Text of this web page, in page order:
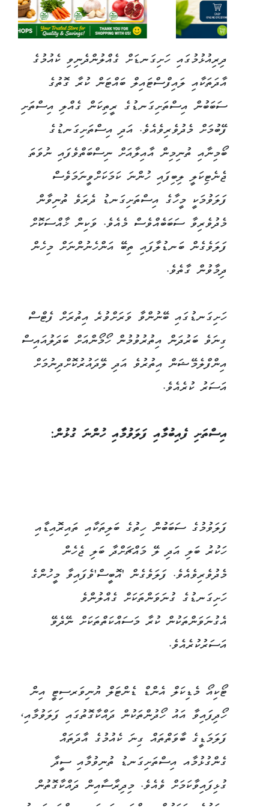
ދިރިއުޅުމުގައި ހަށިގަނޑަށް ގެއްލުންދެނިވި ކެއުމުގެ
އާދަތަކާއި ލައިފްސްޓައިލް ބައްޓަން ކުރާ ގޮތުގެ
ސަބަބުން އިސްތަށިގަނޑުގެ ރީތިކަން ގެއްލި އިސްތަށި
ފޭބުމަށް މެދުވެރިވެއެވެ. އަދި އިސްތަށިގަނޑުގެ
ބޯމިނާއި ތުނިމިން އާއިލާއަށް ނިސްބަތްވެފައި ނުވަތަ
ޖެނެޓިކަލީ ލިބިފައި ހުންނަ ކަމަކަށްވީނަމަވެސް
ފަލަވުމަކީ މީހާގެ އިސްތަށިގަނޑު ދެރަވެ ތުނިވާން
މެދުވެރިވާ ސަބަބެއްވެސް މެއެވެ. ވަކިން ޚާއްސަކޮށް
ފަލަވެގެން ބަނޑުލާފައި ތިބޭ އަންހެނުންނަށް މިހެން
ދިމާވުން ގާތެވެ.
ހަށިގަނޑުގައި ބޭނުންވާ ވަރަށްވުރެ އިތުރަށް ފެޓްސް
ގިނަވެ ބަރުދަން އިތުރުވުމުން ހޯމޯންއަށް ބަދަލުއައިސް
އިންފްލެމޭޝަން އިތުރުވެ އަދި ލޭދައުރުކޮށްދިނުމަށް
އަސަރު ކުރެއެވެ.
އިސްތަށި ފެއިބުމާއި ފަލަވުމާއި ހުންނަ ގުޅުން:
ފަލަވުމުގެ ސަބަބުން ހިތުގެ ބަލިތަކާއި ތައިރޮއިޑާއި
ހަކުރު ބަލި އަދި ލޭ މައްޗަށްދާ ބަލި ޖެހެން
މެދުވެރިވެއެވެ. ފަލަވެގެން 'އޮބީސް'ވެފައިވާ މީހުންގެ
ހަށިގަނޑުގެ ގުނަވަންތަކަށް ގެއްލުންވެ
އެގުނަވަންތަކުން ކުރާ މަސައްކަތްތަކަށް ނޭދެވޭ
އަސަރުކުރެއެވެ.
ޓޯކިއޯ މެޑިކަލް އެންޑް ޑެންޓަލް ޔުނިވަރސިޓީ އިން
ހޯދިފައިވާ އައު ހޯދުންތަކުން ދައްކާގޮތުގައި ފަލަވުމާއި،
ފަލަމަޑީގެ ބާވަތްތައް ގިނަ ކެއުމުގެ އާދަތައް
ގެންގުޅުމާއ އިސްތަށިގަނޑު ތުނިވުމާއި ސީދާ
ގުޅިފައިވާކަމަށް ވެއެވެ. މިދިރާސާއިން ދައްކާގޮތުން